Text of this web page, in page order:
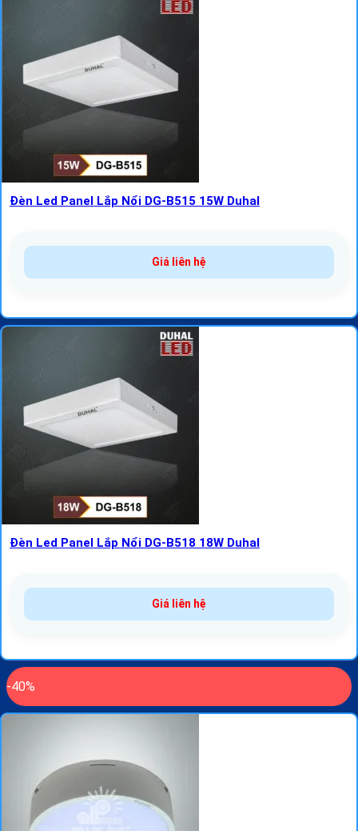
Đèn Led Panel Lắp Nổi DG-B515 15W Duhal
Giá liên hệ
Đèn Led Panel Lắp Nổi DG-B518 18W Duhal
Giá liên hệ
-40%